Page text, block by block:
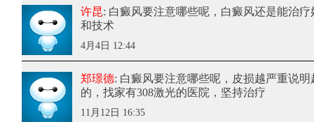
许昆: 白癜风要注意哪些呢，白癜风还是能治
和技术
4月4日 12:44
郑璟德: 白癜风要注意哪些呢，皮损越严重说
的，找家有308激光的医院，坚持治疗
11月12日 16:35